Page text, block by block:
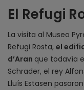
El Refugi
La visita al Museo
Refugi Rosta, el
d’Aran que todavía
Schrader, el rey
Lluís Estasen